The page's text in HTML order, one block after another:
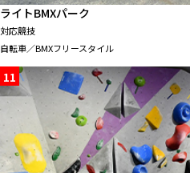
ライトBMXパーク
対応競技
自転車／BMXフリースタイル
11